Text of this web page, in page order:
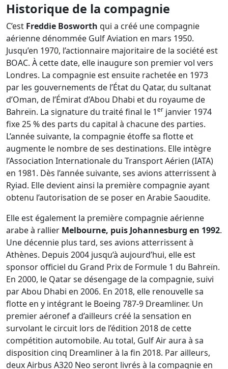
Historique de la compagnie
C’est Freddie Bosworth qui a créé une compagnie
aérienne dénommée Gulf Aviation en mars 1950.
Jusqu’en 1970, l’actionnaire majoritaire de la société est
BOAC. À cette date, elle inaugure son premier vol vers
Londres. La compagnie est ensuite rachetée en 1973
par les gouvernements de l’État du Qatar, du sultanat
d’Oman, de l’Émirat d’Abou Dhabi et du royaume de
Bahreïn. La signature du traité final le 1er janvier 1974
fixe 25 % des parts du capital à chacune des parties.
L’année suivante, la compagnie étoffe sa flotte et
augmente le nombre de ses destinations. Elle intègre
l’Association Internationale du Transport Aérien (IATA)
en 1981. Dès l’année suivante, ses avions atterrissent à
Ryiad. Elle devient ainsi la première compagnie ayant
obtenu l’autorisation de se poser en Arabie Saoudite.
Elle est également la première compagnie aérienne
arabe à rallier Melbourne, puis Johannesburg en 1992.
Une décennie plus tard, ses avions atterrissent à
Athènes. Depuis 2004 jusqu’à aujourd’hui, elle est
sponsor officiel du Grand Prix de Formule 1 du Bahreïn.
En 2000, le Qatar se désengage de la compagnie, suivi
par Abou Dhabi en 2006. En 2018, elle renouvelle sa
flotte en y intégrant le Boeing 787-9 Dreamliner. Un
premier aéronef a d’ailleurs créé la sensation en
survolant le circuit lors de l’édition 2018 de cette
compétition automobile. Au total, Gulf Air aura à sa
disposition cinq Dreamliner à la fin 2018. Par ailleurs,
deux Airbus A320 Neo seront livrés à la compagnie en